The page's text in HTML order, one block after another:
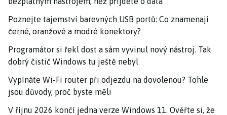
Poznejte tajemství barevných USB portů: Co znamenají
černé, oranžové a modré konektory?
Programátor si řekl dost a sám vyvinul nový nástroj. Tak
dobrý čistič Windows tu ještě nebyl
Vypínáte Wi-Fi router při odjezdu na dovolenou? Tohle
jsou důvody, proč byste měli
V říjnu 2026 končí jedna verze Windows 11. Ověřte si, že